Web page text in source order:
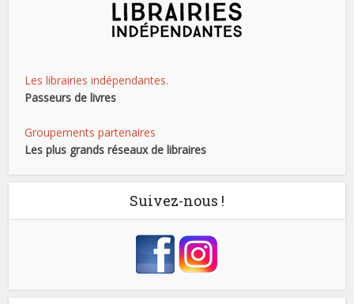
Les librairies indépendantes.
Passeurs de livres
Groupements partenaires
Les plus grands réseaux de libraires
Suivez-nous !